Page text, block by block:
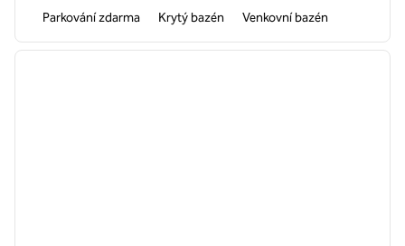
Parkování zdarma Krytý bazén Venkovní bazén
1 z 10
další